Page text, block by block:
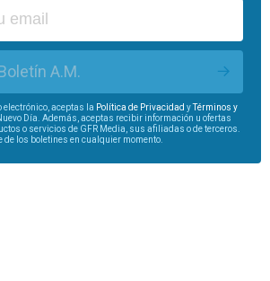
A.M.
electrónico, aceptas la Política de Privacidad yTérminos y
Día. Además, aceptas recibir información u ofertas
o servicios de GFR Media, sus afiliadas o de terceros.
de los boletines en cualquier momento.